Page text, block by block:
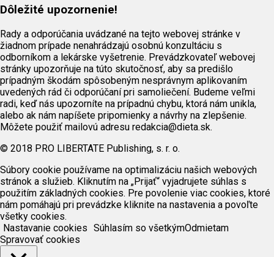
Dôležité upozornenie!
Rady a odporúčania uvádzané na tejto webovej stránke v
žiadnom prípade nenahrádzajú osobnú konzultáciu s
odborníkom a lekárske vyšetrenie. Prevádzkovateľ webovej
stránky upozorňuje na túto skutočnosť, aby sa predišlo
prípadným škodám spôsobeným nesprávnym aplikovaním
uvedených rád či odporúčaní pri samoliečení. Budeme veľmi
radi, keď nás upozorníte na prípadnú chybu, ktorá nám unikla,
alebo ak nám napíšete pripomienky a návrhy na zlepšenie.
Môžete použiť mailovú adresu redakcia@dieta.sk.
© 2018 PRO LIBERTATE Publishing, s. r. o.
Súbory cookie používame na optimalizáciu našich webových
stránok a služieb. Kliknutím na „Prijať“ vyjadrujete súhlas s
použitím základných cookies. Pre povolenie viac cookies, ktoré
nám pomáhajú pri prevádzke kliknite na nastavenia a povoľte
všetky cookies.
Nastavanie cookies Súhlasím so všetkýmOdmietam
Spravovať cookies